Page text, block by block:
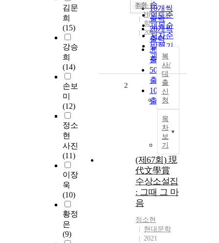
김문
희
(15)
강승
희
(14)
손보
미
(12)
정소
현
사진
(11)
이장
욱
(10)
황정
은
(9)
순
연도순
제목순
저자순
발행기
관순
10개씩
출력
20개씩
출력
30개씩
출력
50개씩
출력
100개씩
출력
조회
정소현
H(현대문
학)
2020
복
사/
대
출
신
청
목
차
보
기
2
(제67회) 現
代文學賞
수상소설집
: 그때 그 마
음
정소현
현대문학
2021